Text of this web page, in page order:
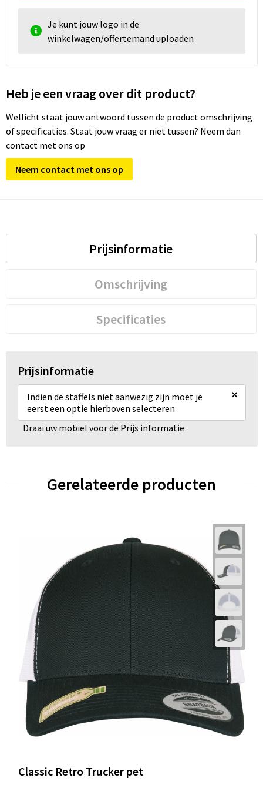
Je kunt jouw logo in de
winkelwagen/offertemand uploaden
Heb je een vraag over dit product?
Wellicht staat jouw antwoord tussen de product omschrijving
of specificaties. Staat jouw vraag er niet tussen? Neem dan
contact met ons op
Neem contact met ons op
Prijsinformatie
Omschrijving
Specificaties
Prijsinformatie
Indien de staffels niet aanwezig zijn moet je
eerst een optie hierboven selecteren
×
Draai uw mobiel voor de Prijs informatie
Gerelateerde producten
Classic Retro Trucker pet